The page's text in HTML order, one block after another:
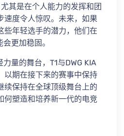
其是在个人能力的发挥和团
速度令人惊叹。未来，如果
些年轻选手的潜力，他们在
更加稳固。
量的舞台，T1与DWG KIA
以期在接下来的赛事中保持
续保持在全球顶级舞台上的
何塑造和培养新一代的电竞